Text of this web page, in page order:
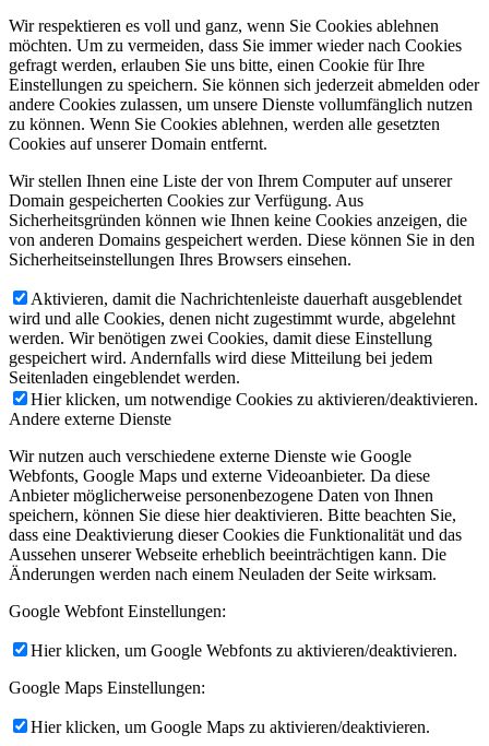
Wir respektieren es voll und ganz, wenn Sie Cookies ablehnen
möchten. Um zu vermeiden, dass Sie immer wieder nach Cookies
gefragt werden, erlauben Sie uns bitte, einen Cookie für Ihre
Einstellungen zu speichern. Sie können sich jederzeit abmelden oder
andere Cookies zulassen, um unsere Dienste vollumfänglich nutzen
zu können. Wenn Sie Cookies ablehnen, werden alle gesetzten
Cookies auf unserer Domain entfernt.
Wir stellen Ihnen eine Liste der von Ihrem Computer auf unserer
Domain gespeicherten Cookies zur Verfügung. Aus
Sicherheitsgründen können wie Ihnen keine Cookies anzeigen, die
von anderen Domains gespeichert werden. Diese können Sie in den
Sicherheitseinstellungen Ihres Browsers einsehen.
Aktivieren, damit die Nachrichtenleiste dauerhaft ausgeblendet
wird und alle Cookies, denen nicht zugestimmt wurde, abgelehnt
werden. Wir benötigen zwei Cookies, damit diese Einstellung
gespeichert wird. Andernfalls wird diese Mitteilung bei jedem
Seitenladen eingeblendet werden.
Hier klicken, um notwendige Cookies zu aktivieren/deaktivieren.
Andere externe Dienste
Wir nutzen auch verschiedene externe Dienste wie Google
Webfonts, Google Maps und externe Videoanbieter. Da diese
Anbieter möglicherweise personenbezogene Daten von Ihnen
speichern, können Sie diese hier deaktivieren. Bitte beachten Sie,
dass eine Deaktivierung dieser Cookies die Funktionalität und das
Aussehen unserer Webseite erheblich beeinträchtigen kann. Die
Änderungen werden nach einem Neuladen der Seite wirksam.
Google Webfont Einstellungen:
Hier klicken, um Google Webfonts zu aktivieren/deaktivieren.
Google Maps Einstellungen:
Hier klicken, um Google Maps zu aktivieren/deaktivieren.